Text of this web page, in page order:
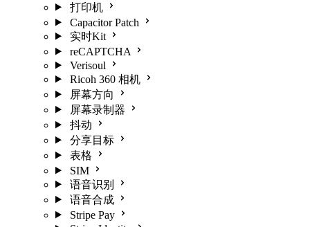
打印机
Capacitor Patch
实时Kit
reCAPTCHA
Verisoul
Ricoh 360 相机
屏幕方向
屏幕录制器
抖动
分享目标
表格
SIM
语音识别
语音合成
Stripe Pay